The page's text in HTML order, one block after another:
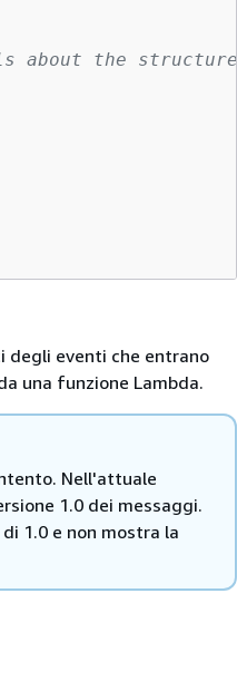
about the structure
degli eventi che entrano
una funzione Lambda.
Nell'attuale
1.0 dei messaggi.
1.0 e non mostra la